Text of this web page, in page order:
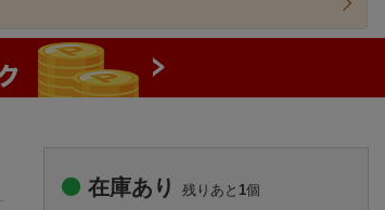
楽天チケット
在庫あり 残りあと 1個